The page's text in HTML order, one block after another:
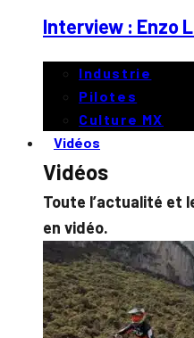
Interview : Enzo
Industrie
Pilotes
Culture MX
Vidéos
Vidéos
Toute l’actualité et
en vidéo.